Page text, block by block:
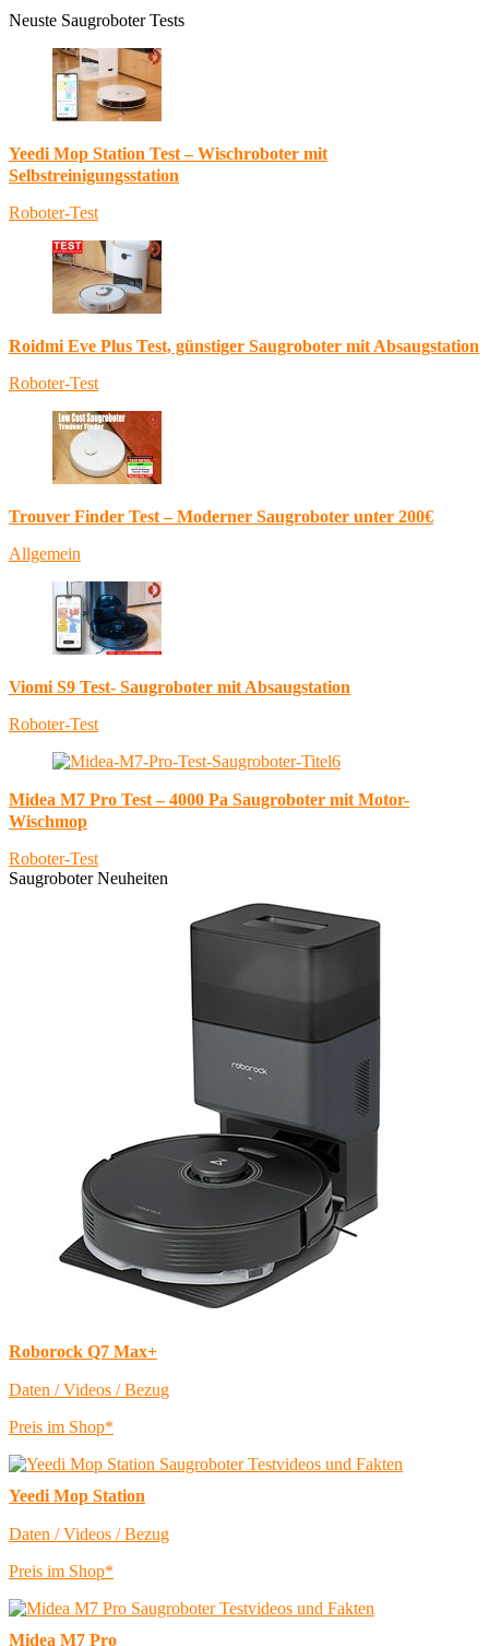
Neuste Saugroboter Tests
Yeedi Mop Station Test – Wischroboter mit
Selbstreinigungsstation
Roboter-Test
Roidmi Eve Plus Test, günstiger Saugroboter mit Absaugstation
Roboter-Test
Trouver Finder Test – Moderner Saugroboter unter 200€
Allgemein
Viomi S9 Test- Saugroboter mit Absaugstation
Roboter-Test
Midea M7 Pro Test – 4000 Pa Saugroboter mit Motor-
Wischmop
Roboter-Test
Saugroboter Neuheiten
Roborock Q7 Max+
Daten / Videos / Bezug
Preis im Shop*
Yeedi Mop Station
Daten / Videos / Bezug
Preis im Shop*
Midea M7 Pro